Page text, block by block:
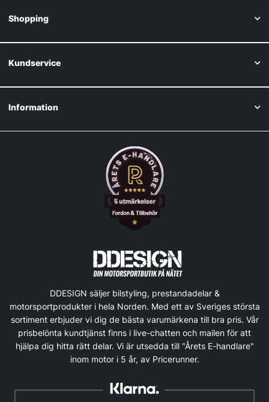
Shopping
Kundservice
Information
DDESIGN säljer bilstyling, prestandadelar &
motorsportprodukter i hela Norden. Med ett av Sveriges största
sortiment erbjuder vi dig de bästa varumärkena till bra pris. Vår
prisbelönta kundtjänst finns i live-chatten och mailen för att
hjälpa dig hitta rätt delar. Vi är utsedda till "Årets E-handlare"
inom motor i 5 år, av Pricerunner.